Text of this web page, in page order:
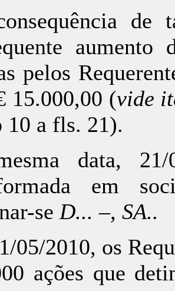
de
pelos
15.000,00 (vide
10 a fls. 21).
data, 21/
em
se D... –, SA..
05/2010, os
ações que